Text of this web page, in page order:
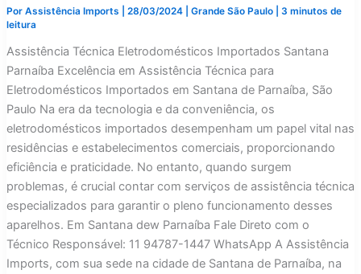
Por Assistência Imports 28/03/2024 Grande São Paulo| 3 minutos de
leitura
Assistência Técnica Eletrodomésticos Importados Santana
Parnaíba Excelência em Assistência Técnica para
Eletrodomésticos Importados em Santana de Parnaíba, São
Paulo Na era da tecnologia e da conveniência, os
eletrodomésticos importados desempenham um papel vital nas
residências e estabelecimentos comerciais, proporcionando
eficiência e praticidade. No entanto, quando surgem
problemas, é crucial contar com serviços de assistência técnica
especializados para garantir o pleno funcionamento desses
aparelhos. Em Santana dew Parnaíba Fale Direto com o
Técnico Responsável: 11 94787-1447 WhatsApp A Assistência
Imports, com sua sede na cidade de Santana de Parnaíba, na